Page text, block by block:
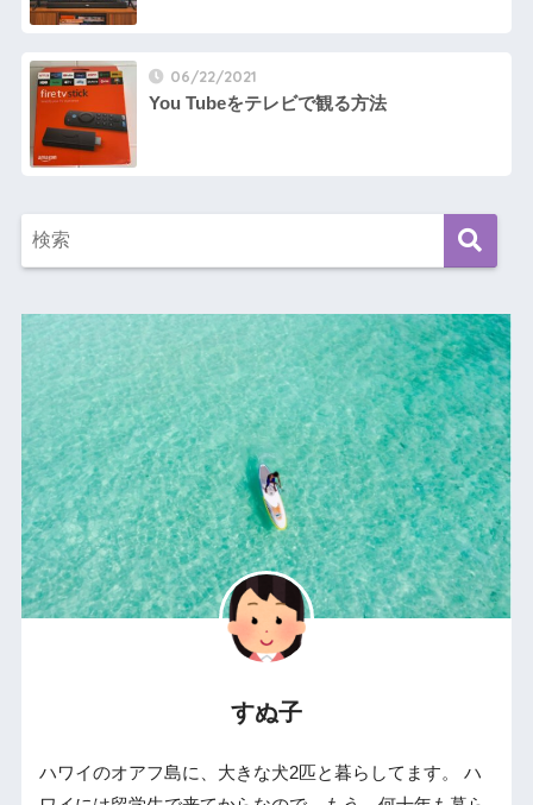
06/22/2021
You Tubeをテレビで観る方法
すぬ子
ハワイのオアフ島に、大きな犬2匹と暮らしてます。 ハ